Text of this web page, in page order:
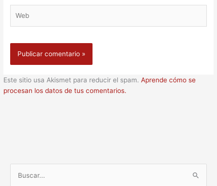
Este sitio usa Akismet para reducir el spam.Aprende cómo se
procesan los datos de tus comentarios.